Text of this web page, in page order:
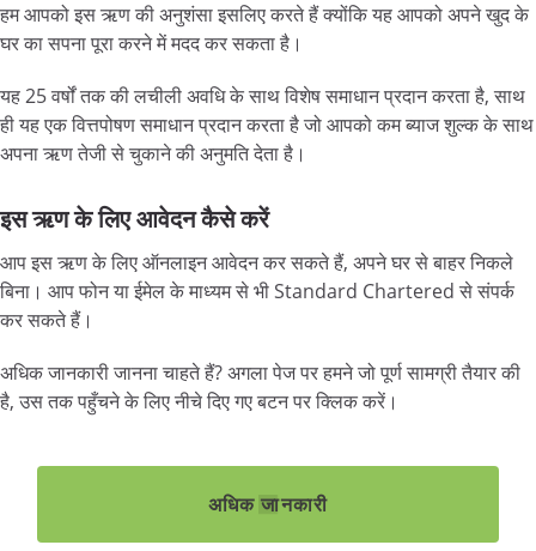
हम आपको इस ऋण की अनुशंसा इसलिए करते हैं क्योंकि यह आपको अपने खुद के
घर का सपना पूरा करने में मदद कर सकता है।
यह 25 वर्षों तक की लचीली अवधि के साथ विशेष समाधान प्रदान करता है, साथ
ही यह एक वित्तपोषण समाधान प्रदान करता है जो आपको कम ब्याज शुल्क के साथ
अपना ऋण तेजी से चुकाने की अनुमति देता है।
इस ऋण के लिए आवेदन कैसे करें
आप इस ऋण के लिए ऑनलाइन आवेदन कर सकते हैं, अपने घर से बाहर निकले
बिना। आप फोन या ईमेल के माध्यम से भी Standard Chartered से संपर्क
कर सकते हैं।
अधिक जानकारी जानना चाहते हैं? अगला पेज पर हमने जो पूर्ण सामग्री तैयार की
है, उस तक पहुँचने के लिए नीचे दिए गए बटन पर क्लिक करें।
अधिक जानकारी